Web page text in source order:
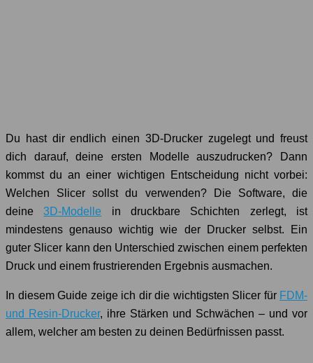
Du hast dir endlich einen 3D-Drucker zugelegt und freust
dich darauf, deine ersten Modelle auszudrucken? Dann
kommst du an einer wichtigen Entscheidung nicht vorbei:
Welchen Slicer sollst du verwenden? Die Software, die
deine3D-Modelle in druckbare Schichten zerlegt, ist
mindestens genauso wichtig wie der Drucker selbst. Ein
guter Slicer kann den Unterschied zwischen einem perfekten
Druck und einem frustrierenden Ergebnis ausmachen.
In diesem Guide zeige ich dir die wichtigsten Slicer für FDM-
und Resin-Drucker, ihre Stärken und Schwächen – und vor
allem, welcher am besten zu deinen Bedürfnissen passt.